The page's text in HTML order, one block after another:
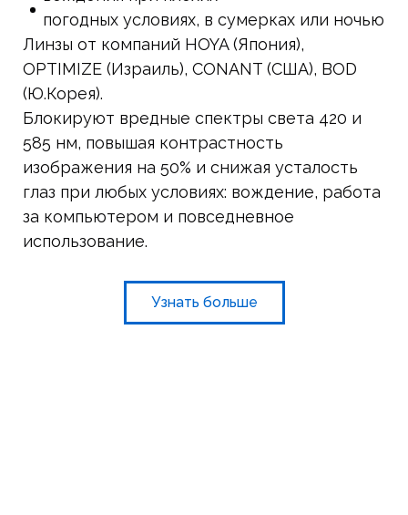
погодных условиях, в сумерках или ночью
Линзы от компаний HOYA (Япония),
OPTIMIZE (Израиль), CONANT (США), BOD
(Ю.Корея).
Блокируют вредные спектры света 420 и
585 нм, повышая контрастность
изображения на 50% и снижая усталость
глаз при любых условиях: вождение, работа
за компьютером и повседневное
использование.
Узнать больше